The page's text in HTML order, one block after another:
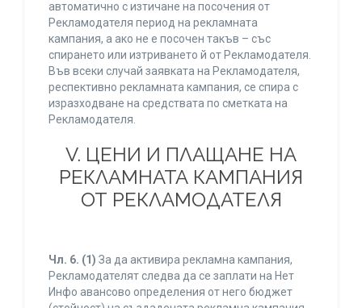
автоматично с изтичане на посочения от
Рекламодателя период на рекламната
кампания, а ако не е посочен такъв – със
спирането или изтриването й от Рекламодателя.
Във всеки случай заявката на Рекламодателя,
респективно рекламната кампания, се спира с
изразходване на средствата по сметката на
Рекламодателя.
V. ЦЕНИ И ПЛАЩАНЕ НА
РЕКЛАМНАТА КАМПАНИЯ
ОТ РЕКЛАМОДАТЕЛЯ
Чл. 6. (1) За да активира рекламна кампания,
Рекламодателят следва да се заплати на Нет
Инфо авансово определения от него бюджет